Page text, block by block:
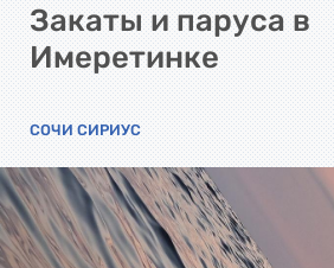
Закаты и паруса в
Имеретинке
СОЧИ СИРИУС